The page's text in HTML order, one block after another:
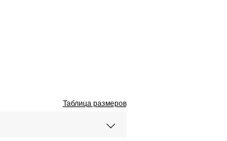
Таблица размеров